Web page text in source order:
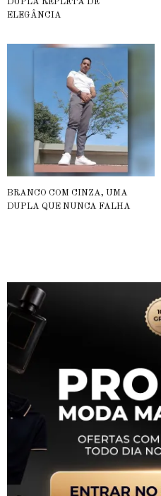
DUPLA REPLETA DE
ELEGÂNCIA
BRANCO COM CINZA, UMA
DUPLA QUE NUNCA FALHA